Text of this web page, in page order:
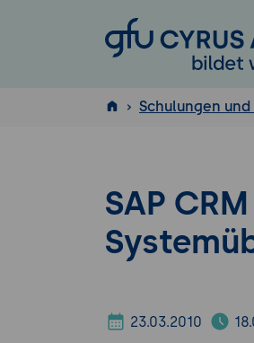
GFU Cyrus AG
ISTQB
Schulungen
SAP
23.03.2010